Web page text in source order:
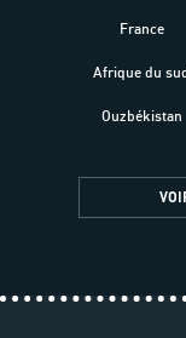
France
Afrique du
Ouzbékistan